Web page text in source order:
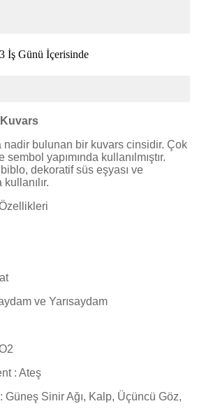
İş Günü İçerisinde
nadir bulunan bir kuvars cinsidir. Çok
yapımında kullanılmıştır.
dekoratif süs eşyası ve
ve Yarısaydam
: Ateş
Sinir Ağı, Kalp, Üçüncü Göz,